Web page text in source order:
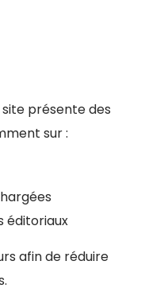
présente des
sur :
éditoriaux
afin de réduire